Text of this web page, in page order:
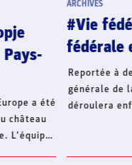
#Vie fédérale -
fédérale enfin à
Reportée à deux
générale de la
déroulera enfin à Pau,
29 au samedi 30 avril.
(comités et ligues) de
marine seront tous